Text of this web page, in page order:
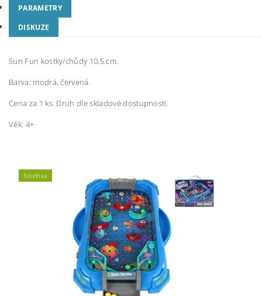
PARAMETRY
DISKUZE
Sun Fun kostky/chůdy 10,5 cm.
Barva: modrá, červená.
Cena za 1 ks. Druh dle skladové dostupnosti.
Věk: 4+
Novinka